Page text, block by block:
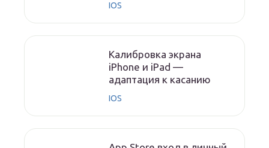
IOS
Калибровка экрана
iPhone и iPad —
адаптация к касанию
IOS